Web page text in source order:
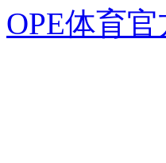
OPE体育